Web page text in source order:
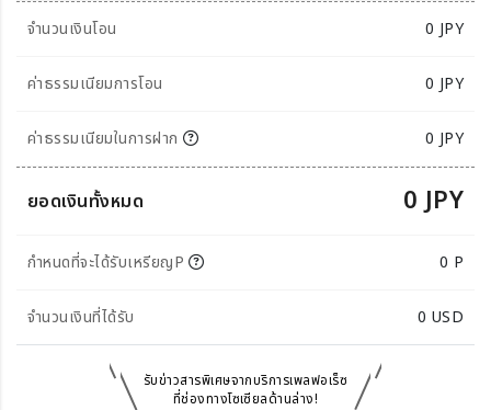
จำนวนเงินโอน 0 JPY
ค่าธรรมเนียมการโอน 0 JPY
ค่าธรรมเนียมในการฝาก 0 JPY
ยอดเงินทั้งหมด 0 JPY
กำหนดที่จะได้รับเหรียญP 0 P
จำนวนเงินที่ได้รับ 0 USD
รับข่าวสารพิเศษจากบริการเพลฟอเร็ซ
ที่ช่องทางโซเซียลด้านล่าง!